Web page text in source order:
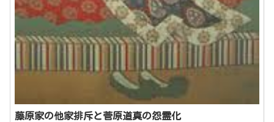
藤原家の他家排斥と菅原道真の怨霊化